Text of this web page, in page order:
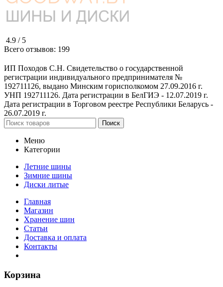
4.9 / 5
Всего отзывов: 199
ИП Походов С.Н. Свидетельство о государственной
регистрации индивидуального предпринимателя №
192711126, выдано Минским горисполкомом 27.09.2016 г.
УНП 192711126. Дата регистрации в БелГИЭ - 12.07.2019 г.
Дата регистрации в Торговом реестре Республики Беларусь -
26.07.2019 г.
Поиск
Меню
Категории
Летние шины
Зимние шины
Диски литые
Главная
Магазин
Хранение шин
Статьи
Доставка и оплата
Контакты
Корзина